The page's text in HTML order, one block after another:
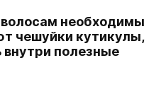
необходимы
чешуйки кутикулы,
полезные